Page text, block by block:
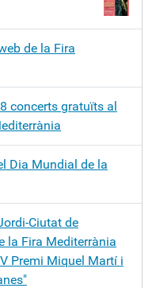
de la Fira
concerts gratuïts al
Dia Mundial de la
Ciutat de
la Fira Mediterrània
Premi Miquel Martí i